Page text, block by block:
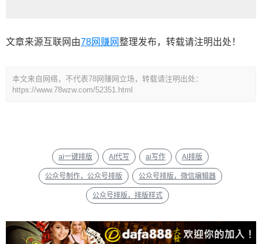
文章来源互联网由78网赚网整理发布，转载请注明出处！
本文来自网络，不代表78网赚网立场，转载请注明出处：
https://www.78wzw.com/52351.html
ai一键排版 AI代写 ai写作 AI排版
公众号制作，公众号排版 公众号排版，微信编辑器
公众号排版，排版样式